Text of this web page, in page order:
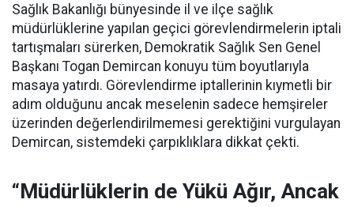
Sağlık Bakanlığı bünyesinde il ve ilçe sağlık
müdürlüklerine yapılan geçici görevlendirmelerin iptali
tartışmaları sürerken, Demokratik Sağlık Sen Genel
Başkanı Togan Demircan konuyu tüm boyutlarıyla
masaya yatırdı. Görevlendirme iptallerinin kıymetli bir
adım olduğunu ancak meselenin sadece hemşireler
üzerinden değerlendirilmemesi gerektiğini vurgulayan
Demircan, sistemdeki çarpıklıklara dikkat çekti.
“Müdürlüklerin de Yükü Ağır, Ancak